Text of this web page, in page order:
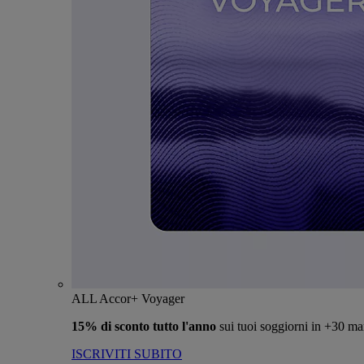
ALL Accor+ Voyager
15% di sconto tutto l'anno sui tuoi soggiorni in +30
ISCRIVITI SUBITO